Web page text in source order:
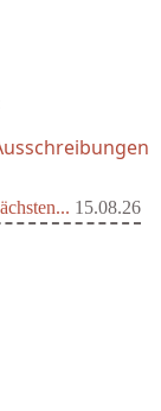
15.08.26